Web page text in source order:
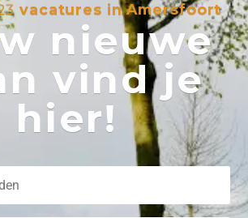
vacatures in Amersfoort
nieuwe
vind je
hier!